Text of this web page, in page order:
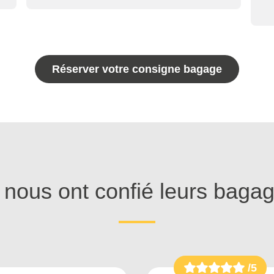
Réserver votre consigne bagage
nous ont confié leurs
/5